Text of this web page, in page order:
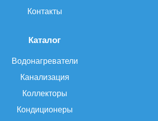
Каталог
Водонагреватели
Канализация
Коллекторы
Кондиционеры
Контакты